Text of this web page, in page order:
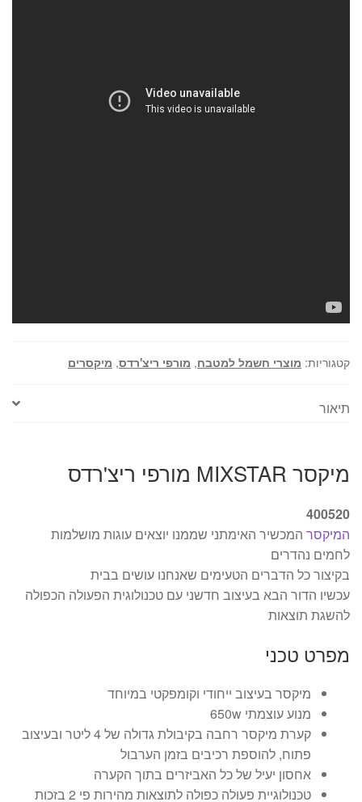
קטגוריות: מוצרי חשמל למטבח, מורפי ריצ'רדס, מיקסרים
תיאור
מיקסר MIXSTAR מורפי ריצ'רדס
400520
המיקסר המכשיר האימתני שממנו יוצאים עוגות מושלמות
לחמים נהדרים
בקיצור כל הדברים הטעימים שאנחנו עושים בבית
עכשיו הדור הבא בעיצוב חדשני עם טכנולוגית הפעולה הכפולה
להשגת תוצאות
מפרט טכני
מיקסר בעיצוב ייחודי וקומפקטי במיוחד
מנוע עוצמתי 650w
קערת מיקסר רחבה בקיבולת גדולה של 4 ליטר ובעיצוב
פתוח, להוספת רכיבים בזמן הערבול
אחסון יעיל של כל האביזרים בתוך הקערה
טכנולוגיית פעולה כפולה לתוצאות מהירות פי 2 בזכות